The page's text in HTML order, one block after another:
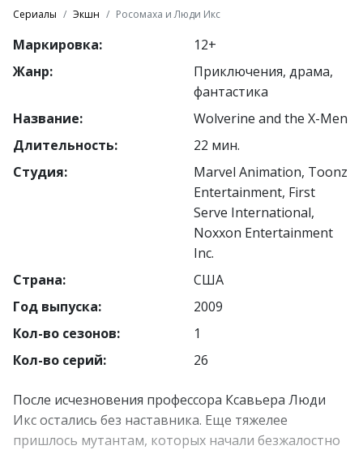
Сериалы Экшн Росомаха и Люди Икс
Маркировка:
12+
Жанр:
Приключения, драма,
фантастика
Название:
Wolverine and the X-Men
Длительность:
22 мин.
Студия:
Marvel Animation, Toonz
Entertainment, First
Serve International,
Noxxon Entertainment
Inc.
Страна:
США
Год выпуска:
2009
Кол-во сезонов:
1
Кол-во серий:
26
После исчезновения профессора Ксавьера Люди
Икс остались без наставника. Еще тяжелее
пришлось мутантам, которых начали безжалостно